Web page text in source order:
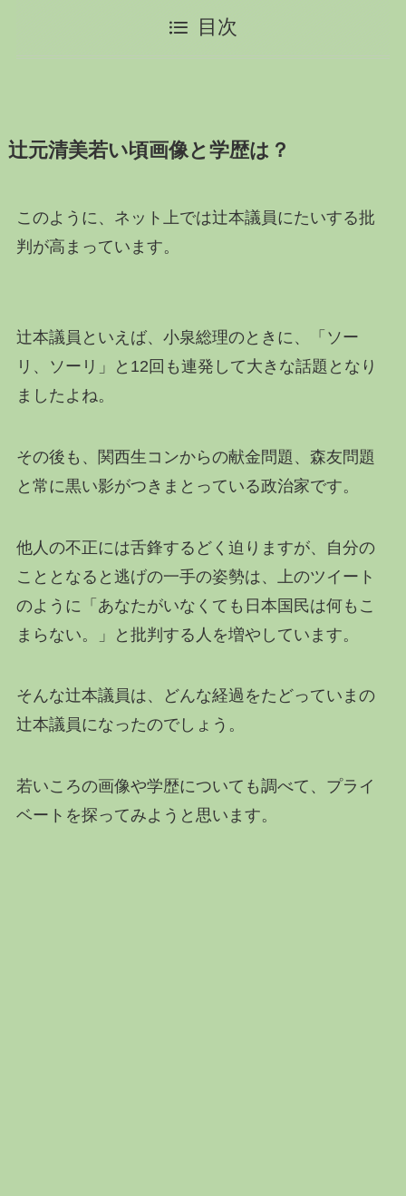
目次
辻元清美若い頃画像と学歴は？
このように、ネット上では辻本議員にたいする批
判が高まっています。
辻本議員といえば、小泉総理のときに、「ソー
リ、ソーリ」と12回も連発して大きな話題となり
ましたよね。
その後も、関西生コンからの献金問題、森友問題
と常に黒い影がつきまとっている政治家です。
他人の不正には舌鋒するどく迫りますが、自分の
こととなると逃げの一手の姿勢は、上のツイート
のように「あなたがいなくても日本国民は何もこ
まらない。」と批判する人を増やしています。
そんな辻本議員は、どんな経過をたどっていまの
辻本議員になったのでしょう。
若いころの画像や学歴についても調べて、プライ
ベートを探ってみようと思います。